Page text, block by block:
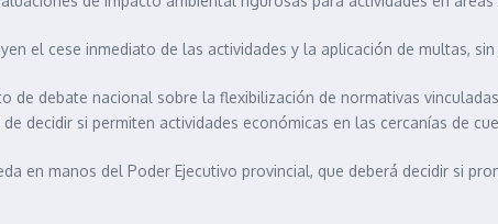
el cese inmediato de las actividades y la aplicación de multas,
de debate nacional sobre la flexibilización de normativas
decidir si permiten actividades económicas en las cercanías de
en manos del Poder Ejecutivo provincial, que deberá decidir si